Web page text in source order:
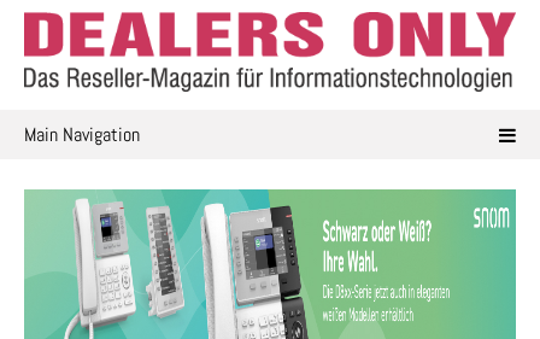
Skip
content
Main Navigation